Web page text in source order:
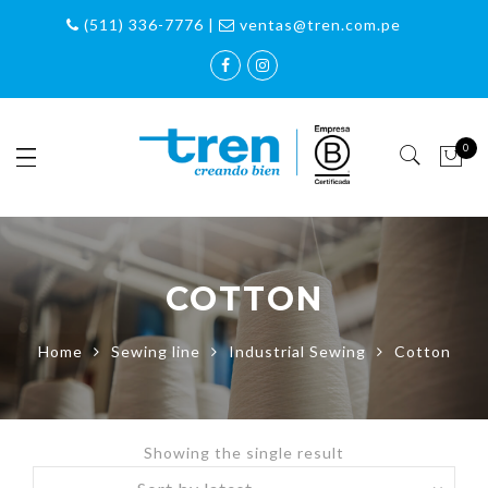
(511) 336-7776 | ventas@tren.com.pe
0
COTTON
Home Sewing line Industrial Sewing Cotton
Showing the single result